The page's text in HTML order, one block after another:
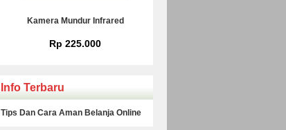
Kamera Mundur Infrared
Rp 225.000
Info Terbaru
Tips Dan Cara Aman Belanja Online